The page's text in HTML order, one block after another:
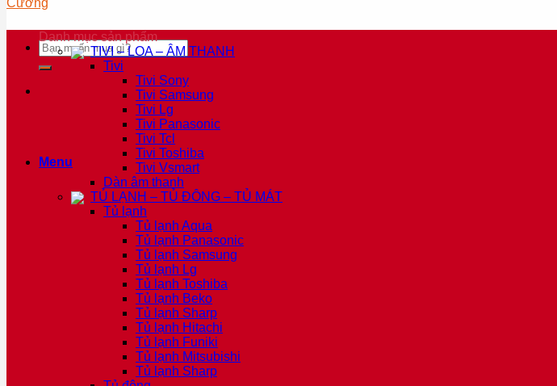
Tìm
kiếm:
Menu
Danh mục sản phẩm
TIVI – LOA – ÂM THANH
Tivi
Tivi Sony
Tivi Samsung
Tivi Lg
Tivi Panasonic
Tivi Tcl
Tivi Toshiba
Tivi Vsmart
Dàn âm thanh
TỦ LẠNH – TỦ ĐÔNG – TỦ MÁT
Tủ lạnh
Tủ lạnh Aqua
Tủ lạnh Panasonic
Tủ lạnh Samsung
Tủ lạnh Lg
Tủ lạnh Toshiba
Tủ lạnh Beko
Tủ lạnh Sharp
Tủ lạnh Hitachi
Tủ lạnh Funiki
Tủ lạnh Mitsubishi
Tủ lạnh Sharp